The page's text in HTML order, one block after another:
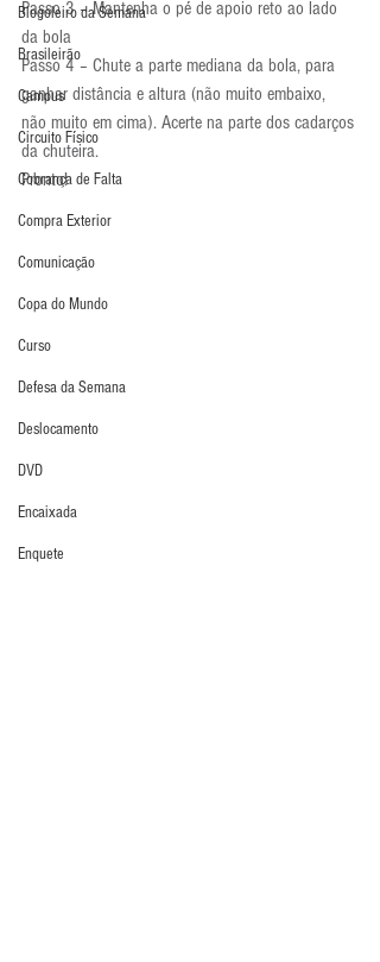
Blogoleiro da Semana
Brasileirão
Campus
Circuito Físico
Cobrança de Falta
Compra Exterior
Comunicação
Copa do Mundo
Curso
Defesa da Semana
Deslocamento
DVD
Encaixada
Enquete
Passo 3 – Mantenha o pé de apoio reto ao lado
da bola
Passo 4 – Chute a parte mediana da bola, para
ganhar distância e altura (não muito embaixo,
não muito em cima). Acerte na parte dos cadarços
da chuteira.
Pronto!